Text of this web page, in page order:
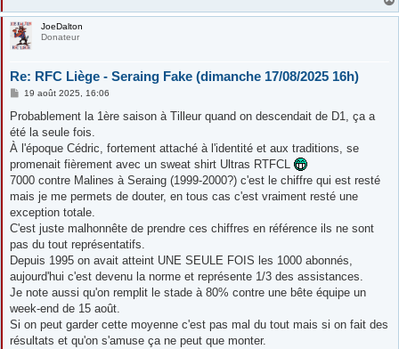
JoeDalton
Donateur
Re: RFC Liège - Seraing Fake (dimanche 17/08/2025 16h)
M
s
a
g
19 août 2025, 16:06
Probablement la 1ère saison à Tilleur quand on descendait de D1, ça a
été la seule fois.
À l'époque Cédric, fortement attaché à l'identité et aux traditions, se
promenait fièrement avec un sweat shirt Ultras RTFCL
7000 contre Malines à Seraing (1999-2000?) c'est le chiffre qui est resté
mais je me permets de douter, en tous cas c'est vraiment resté une
exception totale.
C'est juste malhonnête de prendre ces chiffres en référence ils ne sont
pas du tout représentatifs.
Depuis 1995 on avait atteint UNE SEULE FOIS les 1000 abonnés,
aujourd'hui c'est devenu la norme et représente 1/3 des assistances.
Je note aussi qu'on remplit le stade à 80% contre une bête équipe un
week-end de 15 août.
Si on peut garder cette moyenne c'est pas mal du tout mais si on fait des
résultats et qu'on s'amuse ça ne peut que monter.